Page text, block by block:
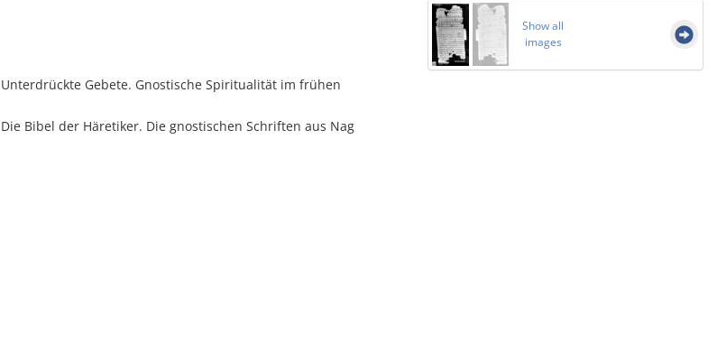
Gebete. Gnostische Spiritualität im frühen
Bibel der Häretiker. Die gnostischen Schriften aus Nag
Show all
images